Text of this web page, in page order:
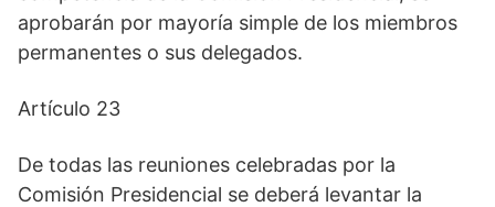
aprobarán por mayoría simple de los miembros
permanentes o sus delegados.
Artículo 23
De todas las reuniones celebradas por la
Comisión Presidencial se deberá levantar la